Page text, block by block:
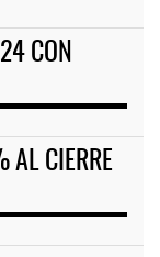
CON
AL CIERRE